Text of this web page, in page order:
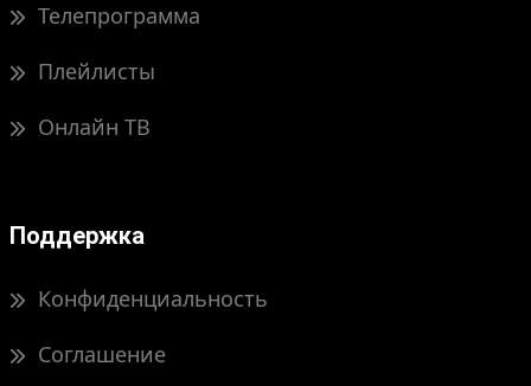
Телепрограмма
Плейлисты
Онлайн ТВ
Поддержка
Конфиденциальность
Соглашение